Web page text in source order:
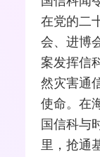
在党的二
会、进博
案发挥信
然灾害通
使命。在
国信科与
里，抢通